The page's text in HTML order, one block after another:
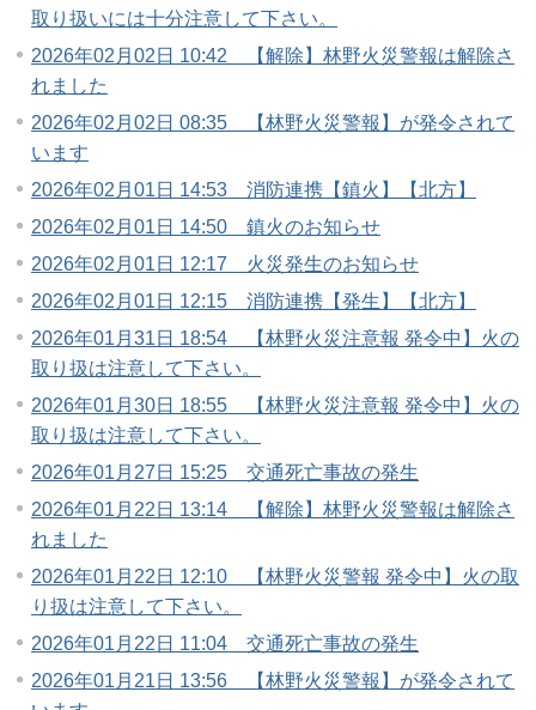
取り扱いには十分注意して下さい。
2026年02月02日 10:42 【解除】林野火災警報は解除さ
れました
2026年02月02日 08:35 【林野火災警報】が発令されて
います
2026年02月01日 14:53 消防連携【鎮火】【北方】
2026年02月01日 14:50 鎮火のお知らせ
2026年02月01日 12:17 火災発生のお知らせ
2026年02月01日 12:15 消防連携【発生】【北方】
2026年01月31日 18:54 【林野火災注意報 発令中】火の
取り扱は注意して下さい。
2026年01月30日 18:55 【林野火災注意報 発令中】火の
取り扱は注意して下さい。
2026年01月27日 15:25 交通死亡事故の発生
2026年01月22日 13:14 【解除】林野火災警報は解除さ
れました
2026年01月22日 12:10 【林野火災警報 発令中】火の取
り扱は注意して下さい。
2026年01月22日 11:04 交通死亡事故の発生
2026年01月21日 13:56 【林野火災警報】が発令されて